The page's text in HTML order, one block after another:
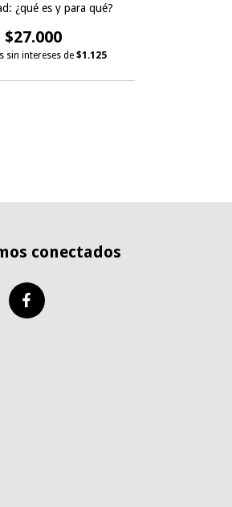
¿qué es y para qué?
$27.000
sin intereses de $1.125
conectados